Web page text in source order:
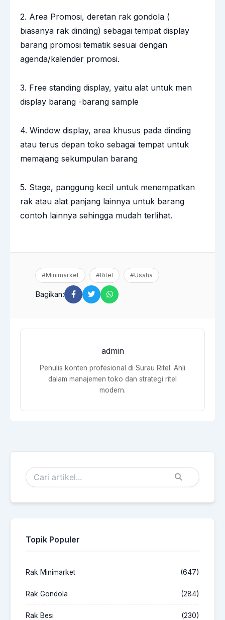
2. Area Promosi, deretan rak gondola (
biasanya rak dinding) sebagai tempat display
barang promosi tematik sesuai dengan
agenda/kalender promosi.
3. Free standing display, yaitu alat untuk men
display barang -barang sample
4. Window display, area khusus pada dinding
atau terus depan toko sebagai tempat untuk
memajang sekumpulan barang
5. Stage, panggung kecil untuk menempatkan
rak atau alat panjang lainnya untuk barang
contoh lainnya sehingga mudah terlihat.
#Minimarket #Ritel #Usaha
Bagikan:
admin
Penulis konten profesional di Surau Ritel. Ahli
dalam manajemen toko dan strategi ritel
modern.
Topik Populer
Rak Minimarket (647)
Rak Gondola (284)
Rak Besi (230)